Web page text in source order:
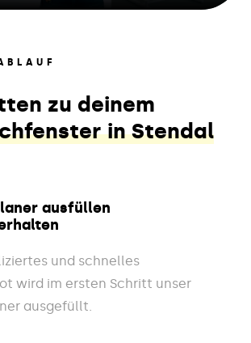
zu deinem
in Stendal
ausfüllen
und schnelles
wird im ersten Schritt unser
ausgefüllt.